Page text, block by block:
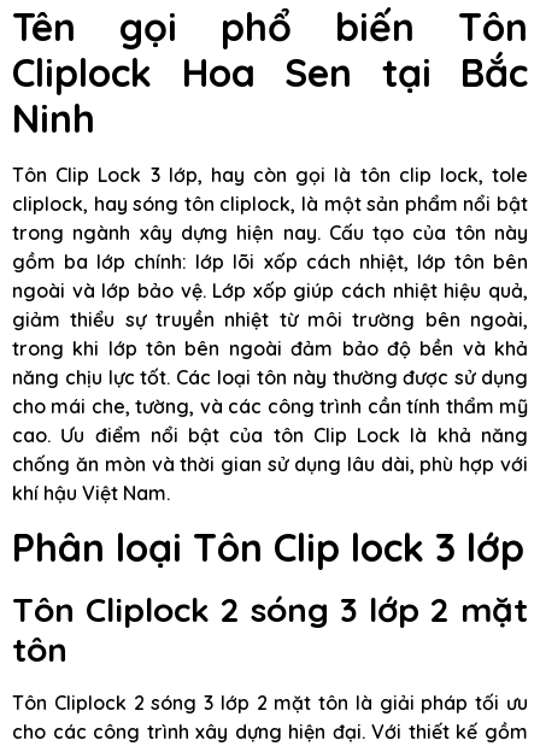
Tên gọi phổ biến Tôn
Cliplock Hoa Sen tại Bắc
Ninh
Tôn Clip Lock 3 lớp, hay còn gọi là tôn clip lock, tole
cliplock, hay sóng tôn cliplock, là một sản phẩm nổi bật
trong ngành xây dựng hiện nay. Cấu tạo của tôn này
gồm ba lớp chính: lớp lõi xốp cách nhiệt, lớp tôn bên
ngoài và lớp bảo vệ. Lớp xốp giúp cách nhiệt hiệu quả,
giảm thiểu sự truyền nhiệt từ môi trường bên ngoài,
trong khi lớp tôn bên ngoài đảm bảo độ bền và khả
năng chịu lực tốt. Các loại tôn này thường được sử dụng
cho mái che, tường, và các công trình cần tính thẩm mỹ
cao. Ưu điểm nổi bật của tôn Clip Lock là khả năng
chống ăn mòn và thời gian sử dụng lâu dài, phù hợp với
khí hậu Việt Nam.
Phân loại Tôn Clip lock 3 lớp
Tôn Cliplock 2 sóng 3 lớp 2 mặt
tôn
Tôn Cliplock 2 sóng 3 lớp 2 mặt tôn là giải pháp tối ưu
cho các công trình xây dựng hiện đại. Với thiết kế gồm